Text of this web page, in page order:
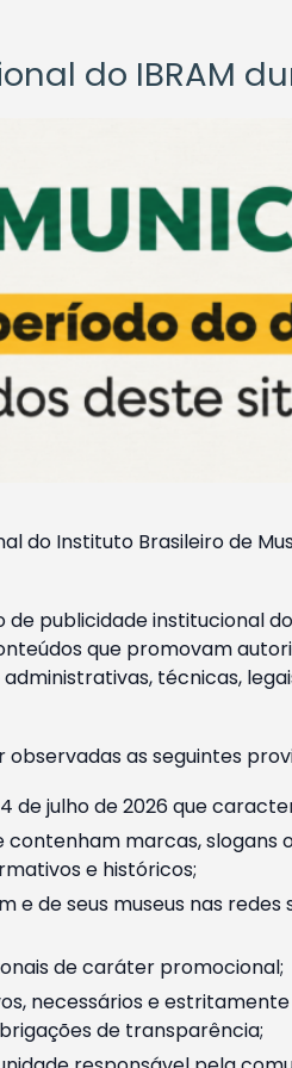
do IBRAM
do Instituto Brasileiro de
publicidade institucional
que promovam
técnicas,
as seguintes
julho de 2026 que
marcas,
e históricos;
de seus museus nas
de caráter promocional;
necessários e
de transparência;